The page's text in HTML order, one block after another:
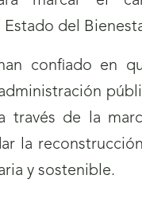
del
confiado en
través de la
la
y sostenible.